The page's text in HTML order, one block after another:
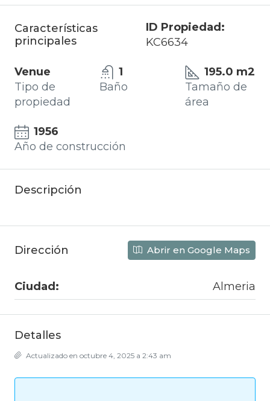
Características
principales
ID Propiedad:
KC6634
Venue
Tipo de
propiedad
1
Baño
195.0 m2
Tamaño de
área
1956
Año de construcción
Descripción
Dirección Abrir en Google Maps
Ciudad: Almeria
Detalles
Actualizado en octubre 4, 2025 a 2:43 am